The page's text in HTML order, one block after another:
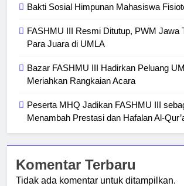
Bakti Sosial Himpunan Mahasiswa
FASHMU III Resmi Ditutup, PWM Jawa
Para Juara di UMLA
Bazar FASHMU III Hadirkan Peluang
Meriahkan Rangkaian Acara
Peserta MHQ Jadikan FASHMU III
Menambah Prestasi dan Hafalan Al-
Komentar Terbaru
Tidak ada komentar untuk ditampilkan.